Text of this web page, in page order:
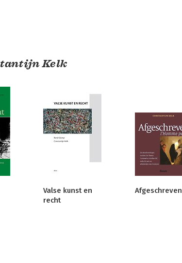
Kelk
Valse kunst en
recht
Afgeschreven